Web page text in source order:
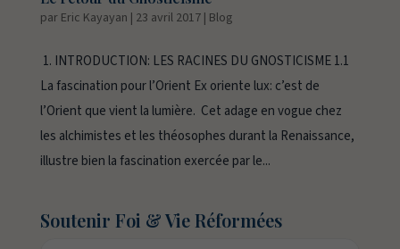
par Eric Kayayan | 23 avril 2017| Blog
1. INTRODUCTION: LES RACINES DU GNOSTICISME 1.1
La fascination pour l’Orient Ex oriente lux: c’est de
l’Orient que vient la lumière. Cet adage en vogue chez
les alchimistes et les théosophes durant la Renaissance,
illustre bien la fascination exercée par le...
Soutenir Foi & Vie Réformées